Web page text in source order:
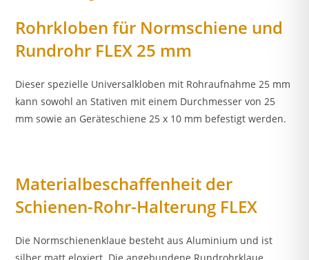
Rohrkloben für Normschiene und
Rundrohr FLEX 25 mm
Dieser spezielle Universalkloben mit Rohraufnahme 25 mm
kann sowohl an Stativen mit einem Durchmesser von 25
mm sowie an Geräteschiene 25 x 10 mm befestigt werden.
Materialbeschaffenheit der
Schienen-Rohr-Halterung FLEX
Die Normschienenklaue besteht aus Aluminium und ist